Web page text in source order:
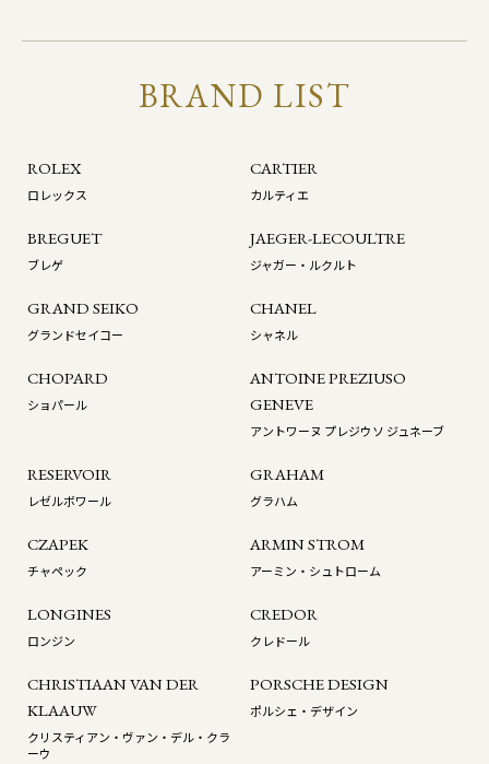
BRAND LIST
ROLEX
ロレックス
CARTIER
カルティエ
BREGUET
ブレゲ
JAEGER-LECOULTRE
ジャガー・ルクルト
GRAND SEIKO
グランドセイコー
CHANEL
シャネル
CHOPARD
ショパール
ANTOINE PREZIUSO
GENEVE
アントワーヌ プレジウソ ジュネーブ
RESERVOIR
レゼルボワール
GRAHAM
グラハム
CZAPEK
チャペック
ARMIN STROM
アーミン・シュトローム
LONGINES
ロンジン
CREDOR
クレドール
CHRISTIAAN VAN DER
KLAAUW
クリスティアン・ヴァン・デル・クラ
ーウ
PORSCHE DESIGN
ポルシェ・デザイン